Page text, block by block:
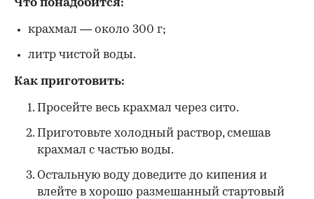
Что понадобится:
крахмал — около 300 г;
литр чистой воды.
Как приготовить:
Просейте весь крахмал через сито.
Приготовьте холодный раствор, смешав
крахмал с частью воды.
Остальную воду доведите до кипения и
влейте в хорошо размешанный стартовый